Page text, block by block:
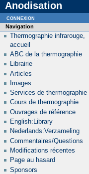
Anodisation
Navigation
Thermographie infrarouge,
accueil
ABC de la thermographie
Librairie
Articles
Images
Services de thermographie
Cours de thermographie
Ouvrages de référence
English:Library
Nederlands:Verzameling
Commentaires/Questions
Modifications récentes
Page au hasard
Sponsors
connexion